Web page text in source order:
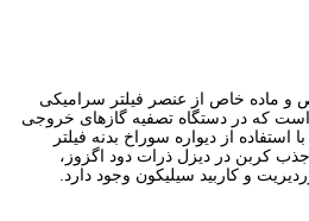
ماده خاص از عنصر فیلتر سرامیکی
است که در دستگاه تصفیه گازهای خروجی
از دیواره سوراخ بدنه فیلتر
کربن در دیزل ذرات دود اگزوز،
و کاربید سیلیکون وجود دارد.